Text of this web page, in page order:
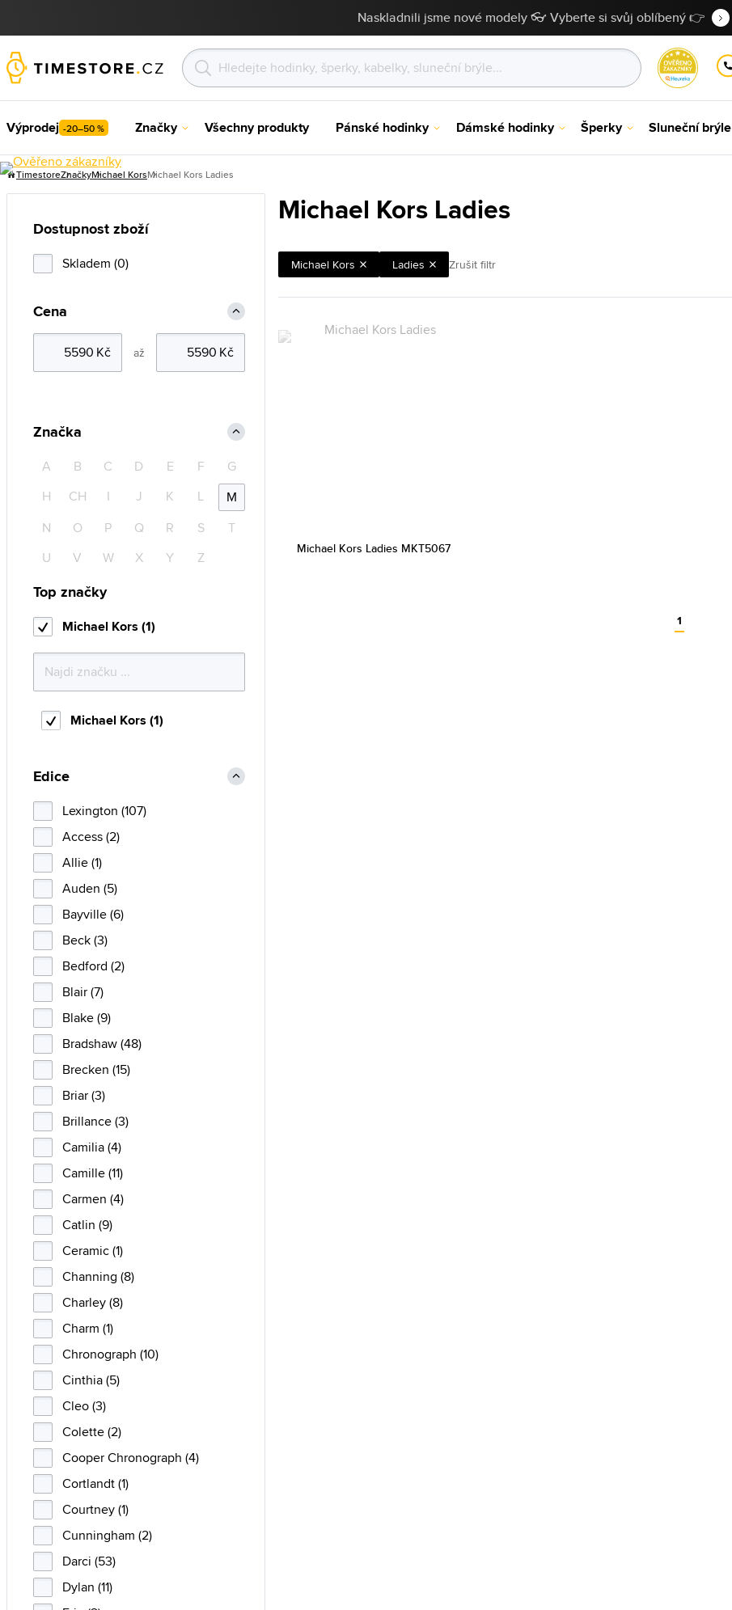
Naskladnili jsme nové modely 👓 Vyberte si svůj oblíbený 👉
Výprodej -20–50 % Značky Všechny produkty Pánské hodinky Dámské hodinky Šperky Sluneční brýle
TimestoreZnačkyMichael KorsMichael Kors Ladies
Michael Kors Ladies
Michael Kors Ladies Zrušit filtr
Michael Kors Ladies MKT5067
1
Dostupnost zboží
Skladem (0)
Cena
až
Značka
A B C D E F
G
H
CH I J K L
M
N
O P Q R S
T
U
V W X Y Z
Top značky
Michael Kors (1)
Michael Kors (1)
Edice
Lexington (107)
Access (2)
Allie (1)
Auden (5)
Bayville (6)
Beck (3)
Bedford (2)
Blair (7)
Blake (9)
Bradshaw (48)
Brecken (15)
Briar (3)
Brillance (3)
Camilia (4)
Camille (11)
Carmen (4)
Catlin (9)
Ceramic (1)
Channing (8)
Charley (8)
Charm (1)
Chronograph (10)
Cinthia (5)
Cleo (3)
Colette (2)
Cooper Chronograph (4)
Cortlandt (1)
Courtney (1)
Cunningham (2)
Darci (53)
Dylan (11)